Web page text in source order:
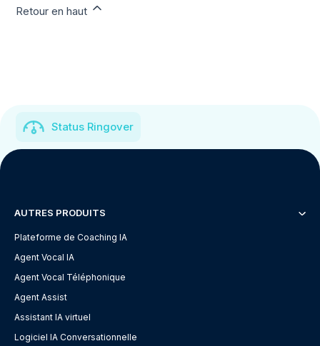
Retour en haut
Status Ringover
AUTRES PRODUITS
Plateforme de Coaching IA
Agent Vocal IA
Agent Vocal Téléphonique
Agent Assist
Assistant IA virtuel
Logiciel IA Conversationnelle